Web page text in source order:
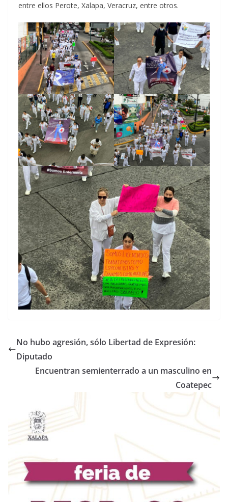
entre ellos Perote, Xalapa, Veracruz, entre otros.
No hubo agresión, sólo Libertad de Expresión:
Diputado
Encuentran semienterrado a un masculino en
Coatepec